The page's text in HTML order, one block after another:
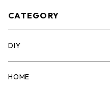
CATEGORY
DIY
マーカー
HOME